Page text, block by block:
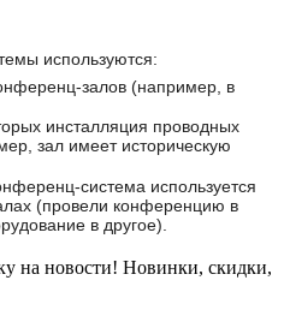
используются:
залов (например, в
инсталляция проводных
зал имеет историческую
система используется
(провели конференцию в
в другое).
на новости! Новинки, скидки,